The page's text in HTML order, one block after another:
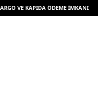
KAPIDA ÖDEME İMKANI